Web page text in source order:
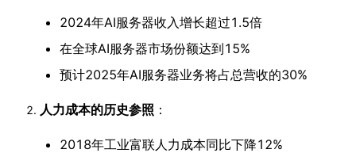
2024年AI服务器收入增长超过1.5倍
在全球AI服务器市场份额达到15%
预计2025年AI服务器业务将占总营收的30%
人力成本的历史参照 ：
2018年工业富联人力成本同比下降12%